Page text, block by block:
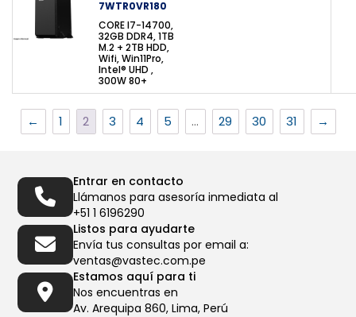
7WTR0VR180
CORE I7-14700,
32GB DDR4, 1TB
M.2 + 2TB HDD,
Wifi, Win11Pro,
Intel® UHD ,
300W 80+
← 1 2 3 4 5 … 29 30 31 →
Entrar en contacto
Llámanos para asesoría inmediata al
+51 1 6196290
Listos para ayudarte
Envía tus consultas por email a:
ventas@vastec.com.pe
Estamos aquí para ti
Nos encuentras en
Av. Arequipa 860, Lima, Perú